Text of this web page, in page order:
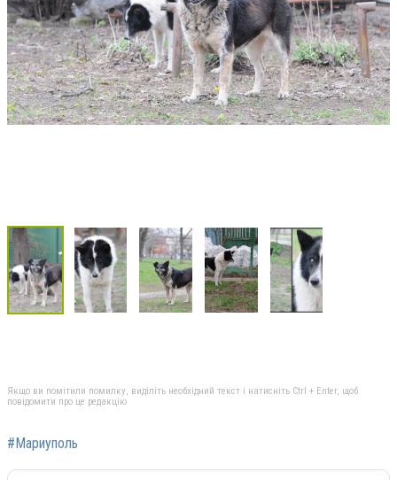
Якщо ви помітили помилку, виділіть необхідний текст і натисніть Ctrl + Enter, щоб
повідомити про це редакцію
#Мариуполь